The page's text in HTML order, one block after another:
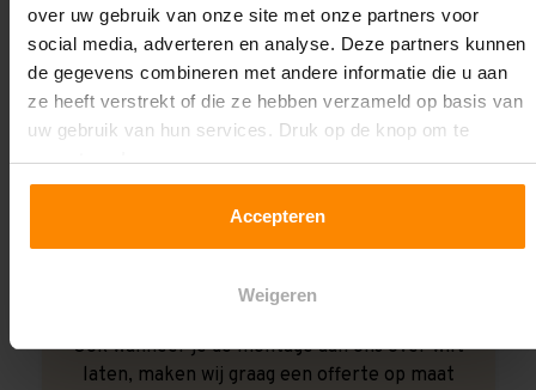
over uw gebruik van onze site met onze partners voor
social media, adverteren en analyse. Deze partners kunnen
de gegevens combineren met andere informatie die u aan
ze heeft verstrekt of die ze hebben verzameld op basis van
uw gebruik van hun services. Druk op de knop om te
accepteren!
Accepteren
Weigeren
Ook wanneer je de montage aan ons over wilt
laten, maken wij graag een offerte op maat